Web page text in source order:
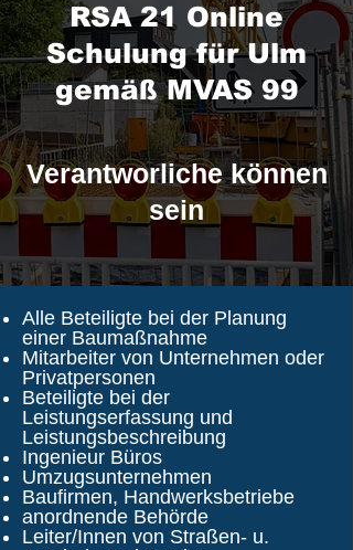
RSA 21 Online
Schulung für Ulm
gemäß MVAS 99
Verantworliche können
sein
Alle Beteiligte bei der Planung
einer Baumaßnahme
Mitarbeiter von Unternehmen oder
Privatpersonen
Beteiligte bei der
Leistungserfassung und
Leistungsbeschreibung
Ingenieur Büros
Umzugsunternehmen
Baufirmen, Handwerksbetriebe
anordnende Behörde
Leiter/Innen von Straßen- u.